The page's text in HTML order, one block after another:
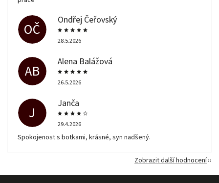
OČ
Ondřej Čeřovský
28.5.2026
AB
Alena Balážová
26.5.2026
J
Janča
29.4.2026
Spokojenost s botkami, krásné, syn nadšený.
Zobrazit další hodnocení